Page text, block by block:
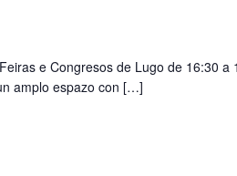
e Congresos de Lugo de 16:30 a
amplo espazo con […]